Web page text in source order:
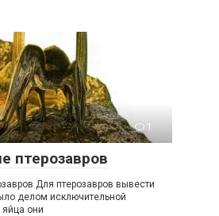
1
птерозавров
Для птерозавров вывести
делом исключительной
они